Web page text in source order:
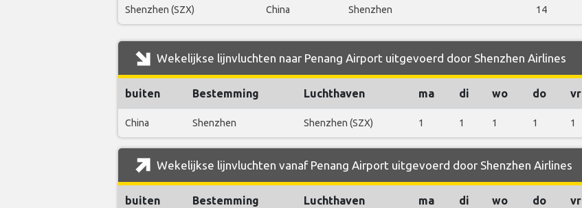
Shenzhen (SZX) China Shenzhen 14
Wekelijkse lijnvluchten naar Penang Airport uitgevoerd door Shenzhen Airlines
buiten Bestemming Luchthaven ma di wo do vr
China Shenzhen Shenzhen (SZX) 1 1 1 1 1
Wekelijkse lijnvluchten vanaf Penang Airport uitgevoerd door Shenzhen Airlines
buiten Bestemming Luchthaven ma di wo do vr